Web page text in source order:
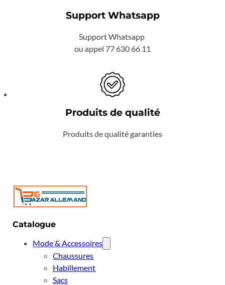
Support Whatsapp
Support Whatsapp
ou appel 77 630 66 11
Produits de qualité
Produits de qualité garanties
Catalogue
Mode & Accessoires
Chaussures
Habillement
Sacs